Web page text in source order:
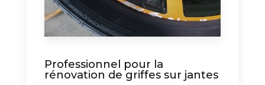
Professionnel pour la
rénovation de griffes sur jantes